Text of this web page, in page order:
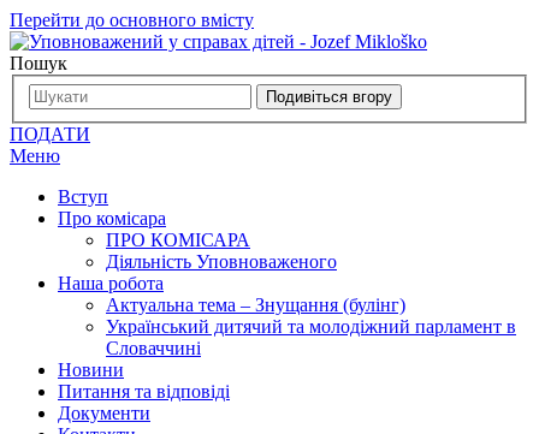
Перейти до основного вмісту
Пошук
Подивіться вгору
ПОДАТИ
Меню
Вступ
Про комісара
ПРО КОМІСАРА
Діяльність Уповноваженого
Наша робота
Актуальна тема – Знущання (булінг)
Український дитячий та молодіжний парламент в
Словаччині
Новини
Питання та відповіді
Документи